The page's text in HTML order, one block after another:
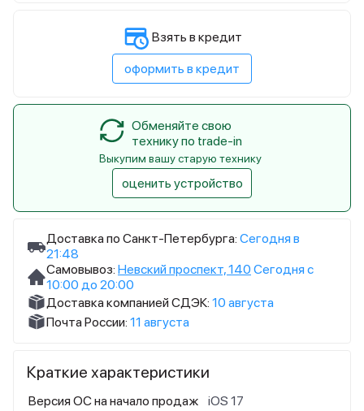
Доставка по Санкт-Петербурга: Сегодня в
21:48
Самовывоз: Невский проспект, 140 Сегодня с
10:00 до 20:00
Доставка компанией СДЭК: 10 августа
Почта России: 11 августа
Краткие характеристики
Версия ОС на начало продаж
iOS 17
Взять в кредит
оформить в кредит
Обменяйте свою
технику по trade-in
Выкупим вашу старую технику
оценить устройство